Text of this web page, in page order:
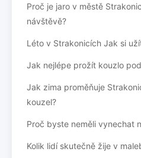
Proč je jaro v městě
návštěvě?
Léto v Strakonicích Jak si
Jak nejlépe prožít kouzlo
Jak zima proměňuje
kouzel?
Proč byste neměli vynechat
Kolik lidí skutečně žije v